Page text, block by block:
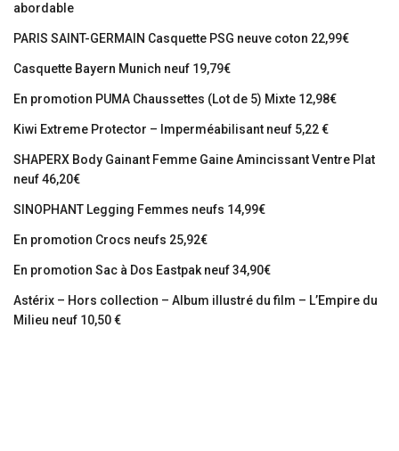
abordable
PARIS SAINT-GERMAIN Casquette PSG neuve coton 22,99€
Casquette Bayern Munich neuf 19,79€
En promotion PUMA Chaussettes (Lot de 5) Mixte 12,98€
Kiwi Extreme Protector – Imperméabilisant neuf 5,22 €
SHAPERX Body Gainant Femme Gaine Amincissant Ventre Plat
neuf 46,20€
SINOPHANT Legging Femmes neufs 14,99€
En promotion Crocs neufs 25,92€
En promotion Sac à Dos Eastpak neuf 34,90€
Astérix – Hors collection – Album illustré du film – L’Empire du
Milieu neuf 10,50 €